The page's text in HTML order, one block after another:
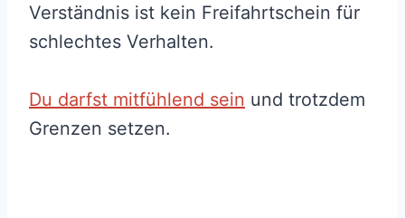
Verständnis ist kein Freifahrtschein für
schlechtes Verhalten.
Du darfst mitfühlend sein und trotzdem
Grenzen setzen.